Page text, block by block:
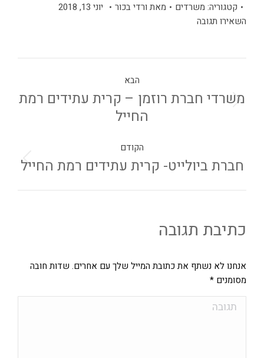
קטגוריה: משרדים מאת ורדי בכור
יוני 13, 2018
השאירו תגובה
הקודם
חברת ביולייט- קרית עתידים רמת החייל
הבא
משרדי חברת רוזמן – קרית עתידים רמת
החייל
כתיבת תגובה
אנחנו לא נשתף את כתובת המייל שלך עם אחרים. שדות חובה
מסומנים *
תגובה